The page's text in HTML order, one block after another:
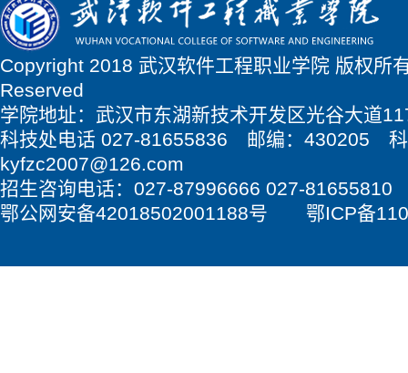
Copyright 2018 武汉软件工程职业学院 版权所
Reserved
学院地址：武汉市东湖新技术开发区光谷大道
科技处电话 027-81655836 邮编：430205 科
kyfzc2007@126.com
招生咨询电话：027-87996666 027-81655810
鄂公网安备42018502001188号 鄂ICP备